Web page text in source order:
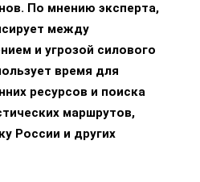
По мнению эксперта,
между
и угрозой силового
время для
ресурсов и поиска
маршрутов,
России и других